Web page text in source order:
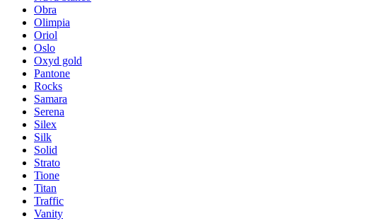
Obra
Olimpia
Oriol
Oslo
Oxyd gold
Pantone
Rocks
Samara
Serena
Silex
Silk
Solid
Strato
Tione
Titan
Traffic
Vanity